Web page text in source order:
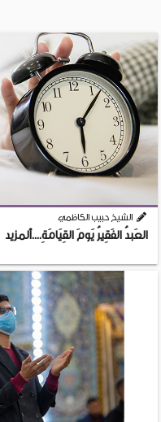
الشيخ حبيب الكاظمي
العَبدُ الفَقِيرُ يَومَ القِيَامَةِ....ألمزيد